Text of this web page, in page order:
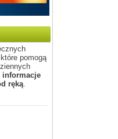
pomogą
informacje
ręką.